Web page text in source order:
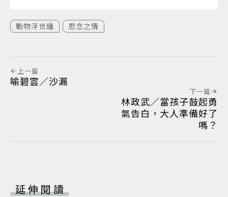
動物浮世繪 思念之情
上一篇
喻碧雲／沙漏
下一篇
林政武／當孩子鼓起勇
氣告白，大人準備好了
嗎？
延伸閱讀